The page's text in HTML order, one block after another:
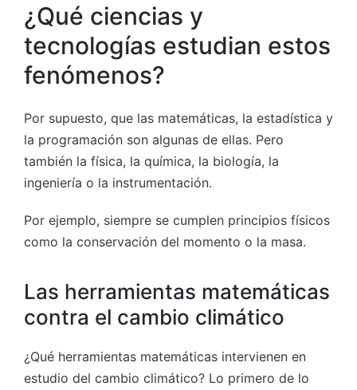
¿Qué ciencias y
tecnologías estudian estos
fenómenos?
Por supuesto, que las matemáticas, la estadística y
la programación son algunas de ellas. Pero
también la física, la química, la biología, la
ingeniería o la instrumentación.
Por ejemplo, siempre se cumplen principios físicos
como la conservación del momento o la masa.
Las herramientas matemáticas
contra el cambio climático
¿Qué herramientas matemáticas intervienen en
estudio del cambio climático? Lo primero de lo